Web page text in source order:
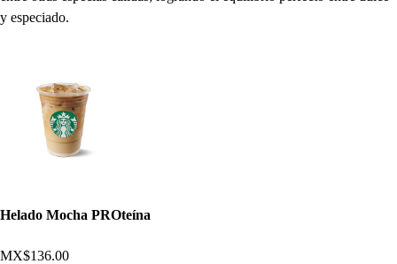
y especiado.
Helado Mocha PROteína
MX$136.00